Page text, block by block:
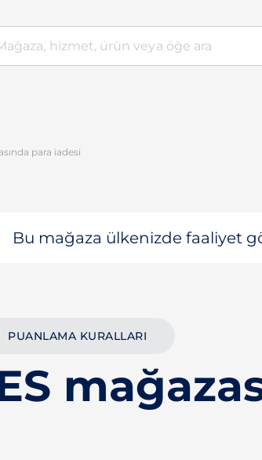
para iadesi
Bu mağaza ülkenizde faaliyet
PUANLAMA KURALLARI